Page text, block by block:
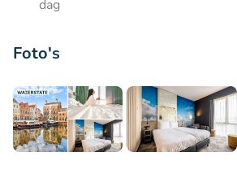
dag
Foto's